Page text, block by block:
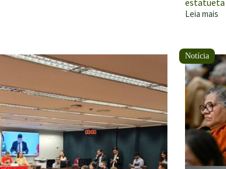
Leia mais
13º
de
reforça
a
luta
por
soberania
alimentar
e
justiça
climática